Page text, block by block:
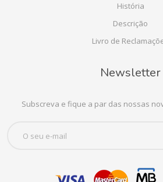
História
Descrição
Livro de
Newsletter
Subscreva e fique a par das nossas